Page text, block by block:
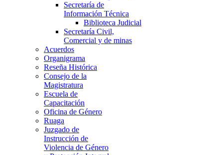
Secretaría de
Información Técnica
Biblioteca Judicial
Secretaría Civil,
Comercial y de minas
Acuerdos
Organigrama
Reseña Histórica
Consejo de la
Magistratura
Escuela de
Capacitación
Oficina de Género
Ruaga
Juzgado de
Instrucción de
Violencia de Género